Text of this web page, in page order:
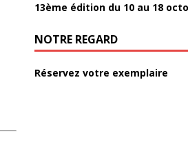
13ème édition du 10 au 18
NOTRE REGARD
Réservez votre exemplaire